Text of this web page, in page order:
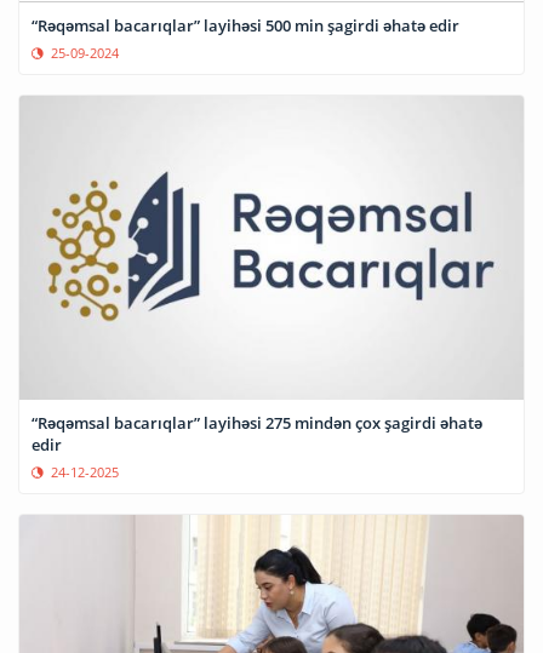
“Rəqəmsal bacarıqlar” layihəsi 500 min şagirdi əhatə edir
25-09-2024
“Rəqəmsal bacarıqlar” layihəsi 275 mindən çox şagirdi əhatə
edir
24-12-2025